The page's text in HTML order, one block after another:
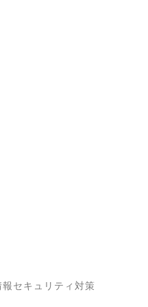
セキュリティ対策